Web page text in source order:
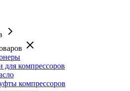
для компрессоров
компрессоров